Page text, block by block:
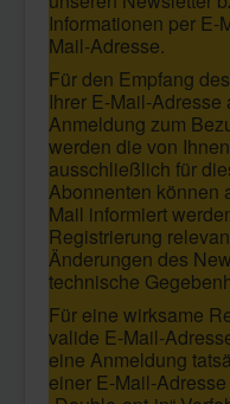
Informationen per
Mail-Adresse.
Für den Empfang
Ihrer E-Mail-
Anmeldung zum
werden die von
ausschließlich für
Abonnenten können
Mail informiert
Registrierung
Änderungen des
technische
Für eine wirksame
valide E-Mail-
eine Anmeldung
einer E-Mail-